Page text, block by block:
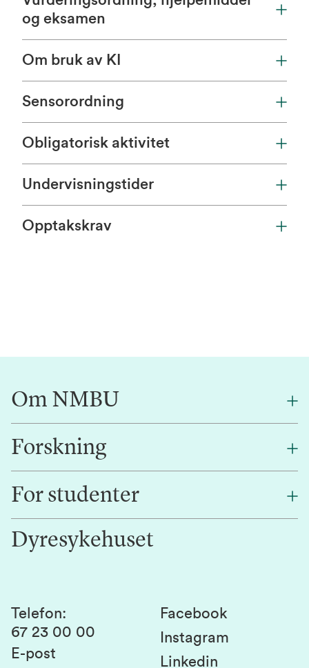
og eksamen
Om bruk av KI
Sensorordning
Obligatorisk aktivitet
Undervisningstider
Opptakskrav
Om NMBU
Om oss
Alumni
Kontakt oss
Forskning
Forskning
Innovasjon
For studenter
Studentlivet
Studier og emner
Studenttinget
Dyresykehuset
Telefon:
67 23 00 00
E-post
Facebook
Instagram
Linkedin